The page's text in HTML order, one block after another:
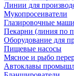
Линии для
Мукопросеиватели
Глазировочные
Пекарни (линия по
Оборудование для
Пищевые насосы
Мясное и рыбо
Автоклавы